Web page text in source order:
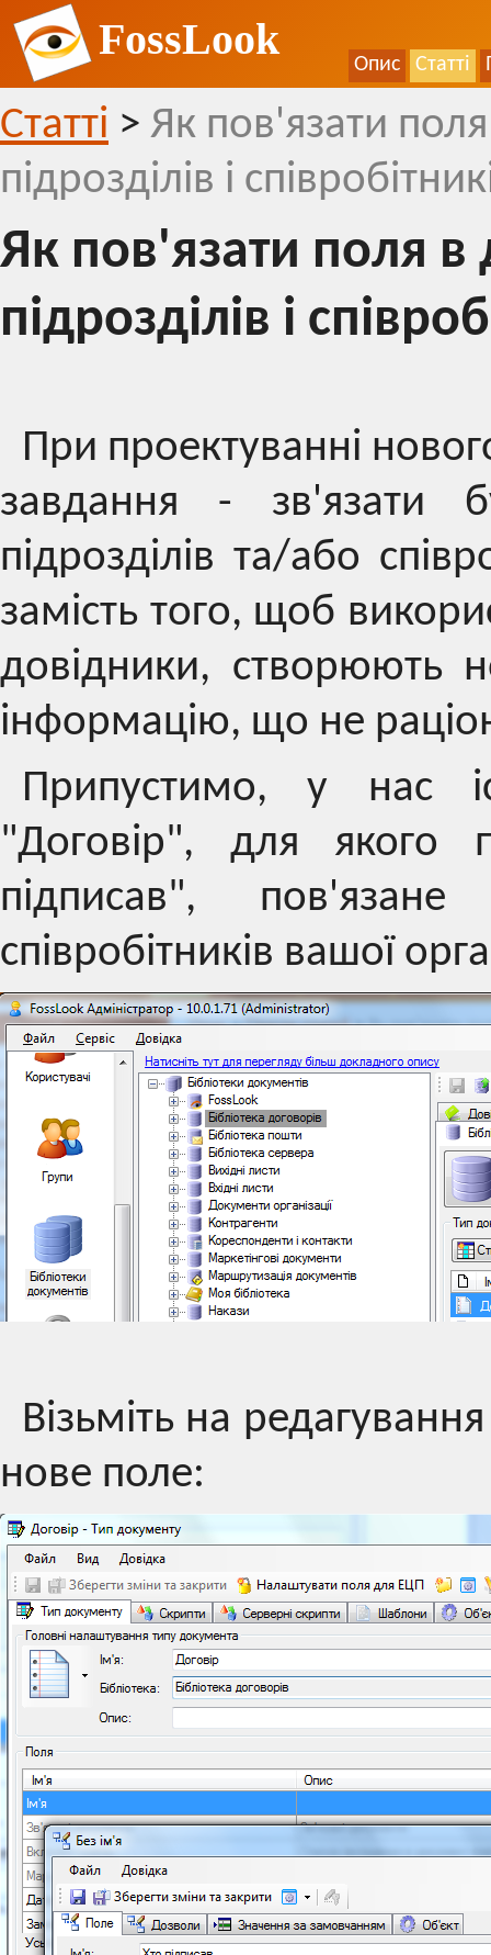
FossLook
Опис Статті
Статті > Як пов'язати
підрозділів і
Як пов'язати поля в
підрозділів і
При проектуванні
завдання - зв'язати
підрозділів та/або
замість того, щоб
довідники, створюють
інформацію, що не
Припустимо, у нас
"Договір", для якого
підписав",
співробітників вашої
Візьміть на
нове поле: